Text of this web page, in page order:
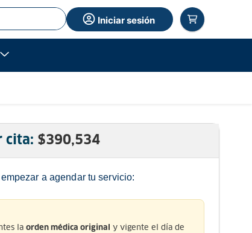
Iniciar sesión
cita: $390,534
a agendar tu servicio:
la orden médica original
y vigente el día de